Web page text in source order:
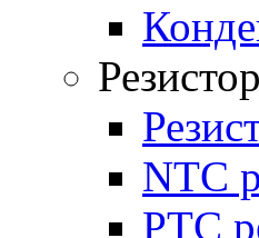
NTC
PTC